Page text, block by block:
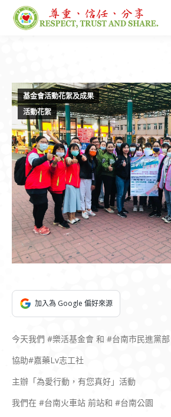
基金會活動花絮及成果
活動花絮
加入為 Google 偏好來源
今天我們 #樂活基金會 和 #台南市民進黨部
協助#嘉藥Lv志工社
主辦「為愛行動，有您真好」活動
我們在 #台南火車站 前站和 #台南公園